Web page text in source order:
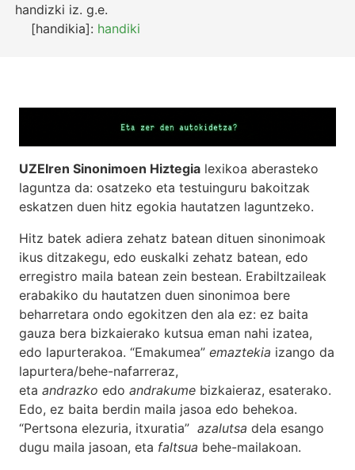
handizki iz. g.e.
[handikia]: handiki
UZEIren Sinonimoen Hiztegia lexikoa aberasteko
laguntza da: osatzeko eta testuinguru bakoitzak
eskatzen duen hitz egokia hautatzen laguntzeko.
Hitz batek adiera zehatz batean dituen sinonimoak
ikus ditzakegu, edo euskalki zehatz batean, edo
erregistro maila batean zein bestean. Erabiltzaileak
erabakiko du hautatzen duen sinonimoa bere
beharretara ondo egokitzen den ala ez: ez baita
gauza bera bizkaierako kutsua eman nahi izatea,
edo lapurterakoa. “Emakumea” emaztekia izango da
lapurtera/behe-nafarreraz,
eta andrazko edo andrakume bizkaieraz, esaterako.
Edo, ez baita berdin maila jasoa edo behekoa.
“Pertsona elezuria, itxuratia” azalutsa dela esango
dugu maila jasoan, eta faltsua behe-mailakoan.